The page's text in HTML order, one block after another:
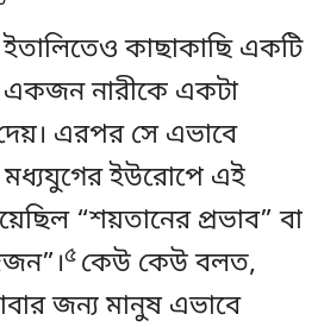
কাছাকাছি একটি
একজন নারীকে একটা
এরপর সে এভাবে
মধ্যযুগের ইউরোপে এই
“শয়তানের প্রভাব” বা
৫ কেউ কেউ বলত,
জন্য মানুষ এভাবে